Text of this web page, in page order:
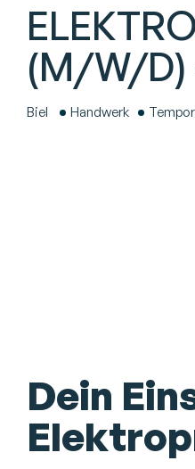
(M/W/D)
Biel Handwerk
Dein